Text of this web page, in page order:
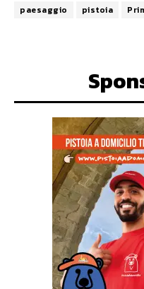
paesaggio
pistoia